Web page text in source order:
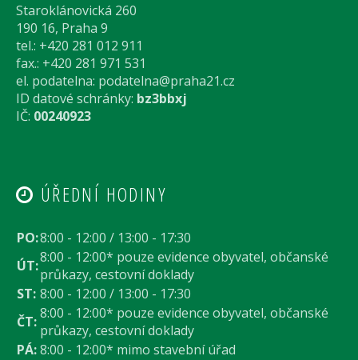
Staroklánovická 260
190 16, Praha 9
tel.: +420 281 012 911
fax.: +420 281 971 531
el. podatelna: podatelna@praha21.cz
ID datové schránky: bz3bbxj
IČ: 00240923
ÚŘEDNÍ HODINY
PO:8:00 - 12:00 / 13:00 - 17:30
ÚT:8:00 - 12:00* pouze evidence obyvatel, občanské
průkazy, cestovní doklady
ST: 8:00 - 12:00 / 13:00 - 17:30
ČT:8:00 - 12:00* pouze evidence obyvatel, občanské
průkazy, cestovní doklady
PÁ:8:00 - 12:00* mimo stavební úřad